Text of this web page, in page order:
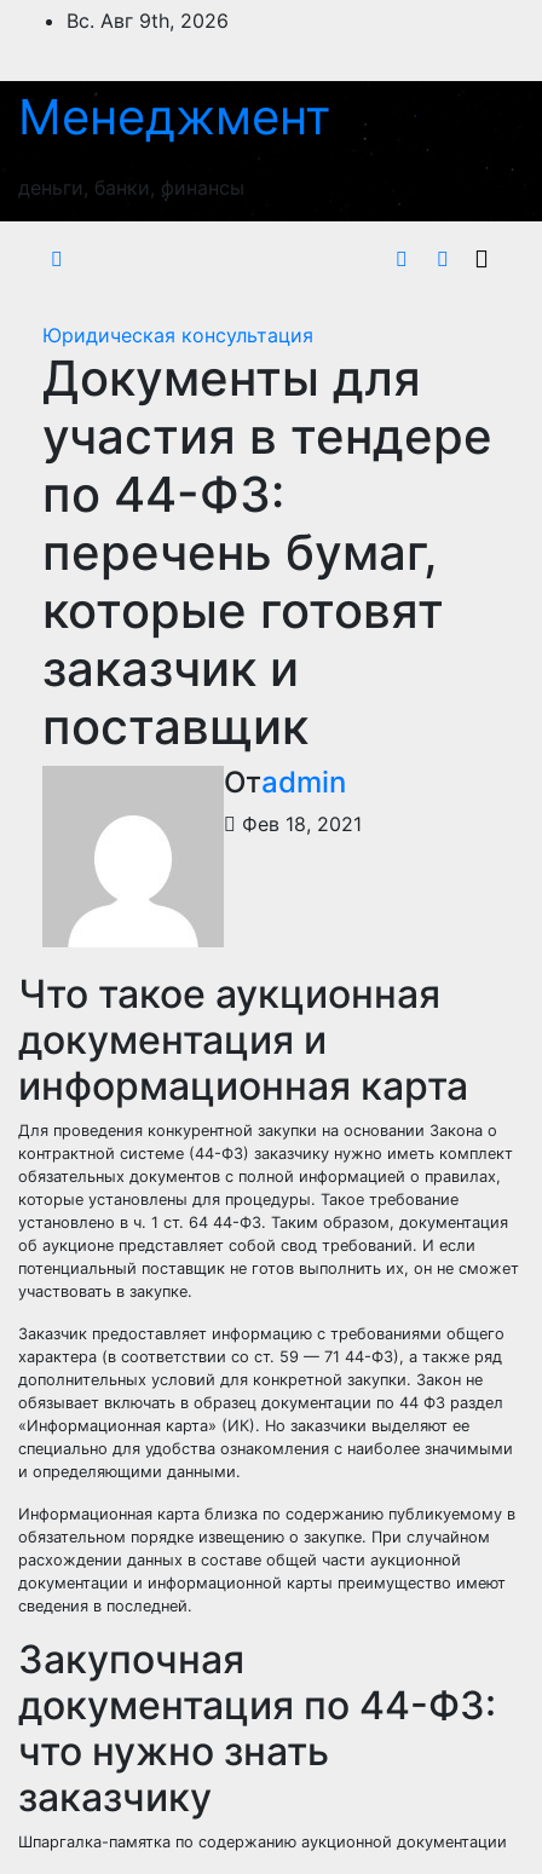
ПерейтиВс. Авг 9th, 2026
Менеджмент
деньги, банки, финансы
Юридическая консультация
Документы для
участия в тендере
по 44-ФЗ:
перечень бумаг,
которые готовят
заказчик и
поставщик
Отadmin
Фев 18, 2021
Что такое аукционная
документация и
информационная карта
Для проведения конкурентной закупки на основании Закона о
контрактной системе (44-ФЗ) заказчику нужно иметь комплект
обязательных документов с полной информацией о правилах,
которые установлены для процедуры. Такое требование
установлено в ч. 1 ст. 64 44-ФЗ. Таким образом, документация
об аукционе представляет собой свод требований. И если
потенциальный поставщик не готов выполнить их, он не сможет
участвовать в закупке.
Заказчик предоставляет информацию с требованиями общего
характера (в соответствии со ст. 59 — 71 44-ФЗ), а также ряд
дополнительных условий для конкретной закупки. Закон не
обязывает включать в образец документации по 44 ФЗ раздел
«Информационная карта» (ИК). Но заказчики выделяют ее
специально для удобства ознакомления с наиболее значимыми
и определяющими данными.
Информационная карта близка по содержанию публикуемому в
обязательном порядке извещению о закупке. При случайном
расхождении данных в составе общей части аукционной
документации и информационной карты преимущество имеют
сведения в последней.
Закупочная
документация по 44-ФЗ:
что нужно знать
заказчику
Шпаргалка-памятка по содержанию аукционной документации